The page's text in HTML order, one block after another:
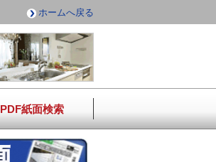
ホームへ戻る
PDF紙面検索